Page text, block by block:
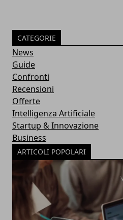
CATEGORIE
News
Guide
Confronti
Recensioni
Offerte
Intelligenza Artificiale
Startup & Innovazione
Business
ARTICOLI POPOLARI